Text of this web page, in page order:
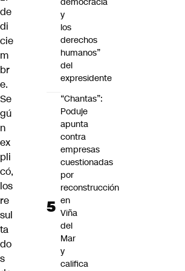
de
di
cie
m
br
e.
Se
gú
n
ex
pli
có,
los
re
sul
ta
do
s
y
los
derechos
humanos”
del
expresidente
“Chantas”:
Poduje
apunta
contra
empresas
cuestionadas
por
reconstrucción
en
Viña
del
Mar
y
califica